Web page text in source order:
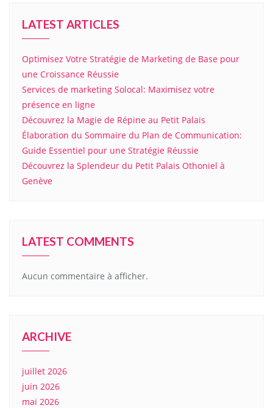
LATEST ARTICLES
Optimisez Votre Stratégie de Marketing de Base pour
une Croissance Réussie
Services de marketing Solocal: Maximisez votre
présence en ligne
Découvrez la Magie de Répine au Petit Palais
Élaboration du Sommaire du Plan de Communication:
Guide Essentiel pour une Stratégie Réussie
Découvrez la Splendeur du Petit Palais Othoniel à
Genève
LATEST COMMENTS
Aucun commentaire à afficher.
ARCHIVE
juillet 2026
juin 2026
mai 2026